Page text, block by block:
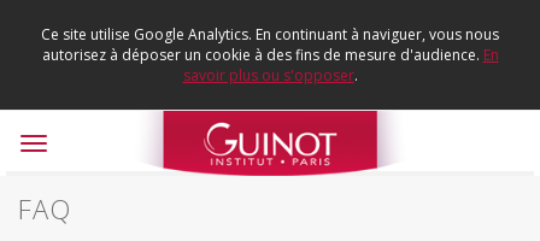
Ce site utilise Google Analytics. En continuant à naviguer, vous nous
autorisez à déposer un cookie à des fins de mesure d'audience. En
savoir plus ou s'opposer.
Toggle
FAQ